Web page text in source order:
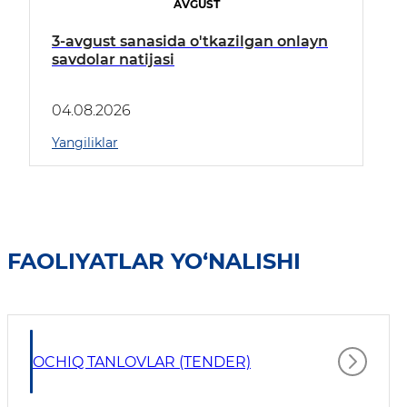
AVGUST
3-avgust sanasida o'tkazilgan onlayn
savdolar natijasi
04.08.2026
Yangiliklar
FAOLIYATLAR YO‘NALISHI
OCHIQ TANLOVLAR (TENDER)